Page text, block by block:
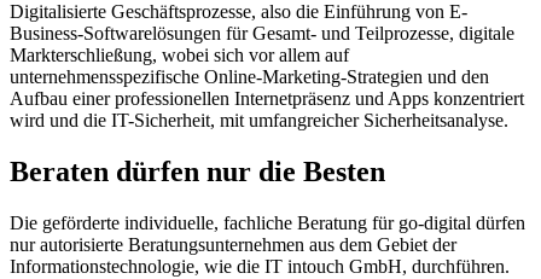
Digitalisierte Geschäftsprozesse, also die Einführung von E-
Business-Softwarelösungen für Gesamt- und Teilprozesse, digitale
Markterschließung, wobei sich vor allem auf
unternehmensspezifische Online-Marketing-Strategien und den
Aufbau einer professionellen Internetpräsenz und Apps konzentriert
wird und die IT-Sicherheit, mit umfangreicher Sicherheitsanalyse.
Beraten dürfen nur die Besten
Die geförderte individuelle, fachliche Beratung für go-digital dürfen
nur autorisierte Beratungsunternehmen aus dem Gebiet der
Informationstechnologie, wie die IT intouch GmbH, durchführen.